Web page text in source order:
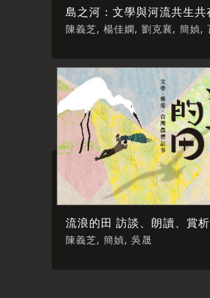
流浪的田 訪談、朗讀、賞析
陳義芝, 簡媜, 吳晟